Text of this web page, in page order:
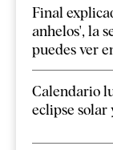
Final
anhelos', la
puedes ver
Calendario
eclipse solar